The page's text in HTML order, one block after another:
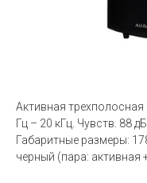
Активная трехполосная
Гц – 20 кГц. Чувств. 88
Габаритные размеры:
черный (пара: активная